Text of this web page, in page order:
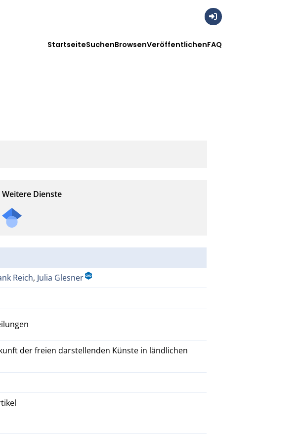
StartseiteSuchenBrowsenVeröffentlichenFAQ
Weitere Dienste
Reich, Julia Glesner
der freien darstellenden Künste in ländlichen